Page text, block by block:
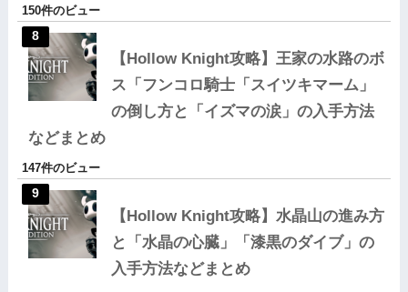
150件のビュー
【Hollow Knight攻略】王家の水路のボ
ス「フンコロ騎士「スイツキマーム」
の倒し方と「イズマの涙」の入手方法
などまとめ
147件のビュー
【Hollow Knight攻略】水晶山の進み方
と「水晶の心臓」「漆黒のダイブ」の
入手方法などまとめ